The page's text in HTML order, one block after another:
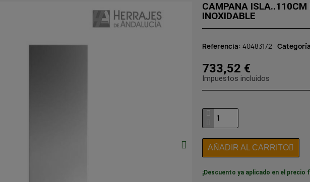
CAMPANA ISLA..110CM
INOXIDABLE
Referencia 40483172 Categoría
733,52 €
Impuestos incluidos
AÑADIR AL CARRITO
¡Descuento ya aplicado en el precio